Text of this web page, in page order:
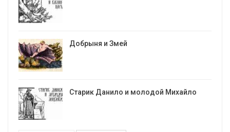
Добрыня и Змей
Старик Данило и молодой Михайло